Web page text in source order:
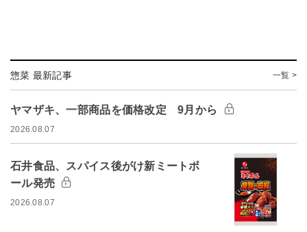
惣菜 最新記事 一覧 >
ヤマザキ、一部商品を価格改定 9月から
2026.08.07
石井食品、スパイス後がけ新ミートボ
ール発売
2026.08.07